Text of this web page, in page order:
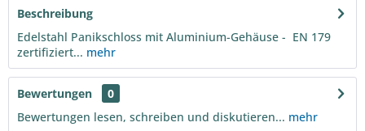
Beschreibung
Edelstahl Panikschloss mit Aluminium-Gehäuse - EN 179
zertifiziert... mehr
Bewertungen
0
Bewertungen lesen, schreiben und diskutieren... mehr